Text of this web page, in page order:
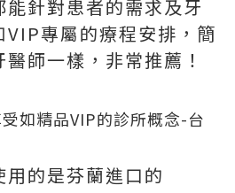
針對患者的需求及牙
VIP專屬的療程安排，簡
師一樣，非常推薦！
的是芬蘭進口的